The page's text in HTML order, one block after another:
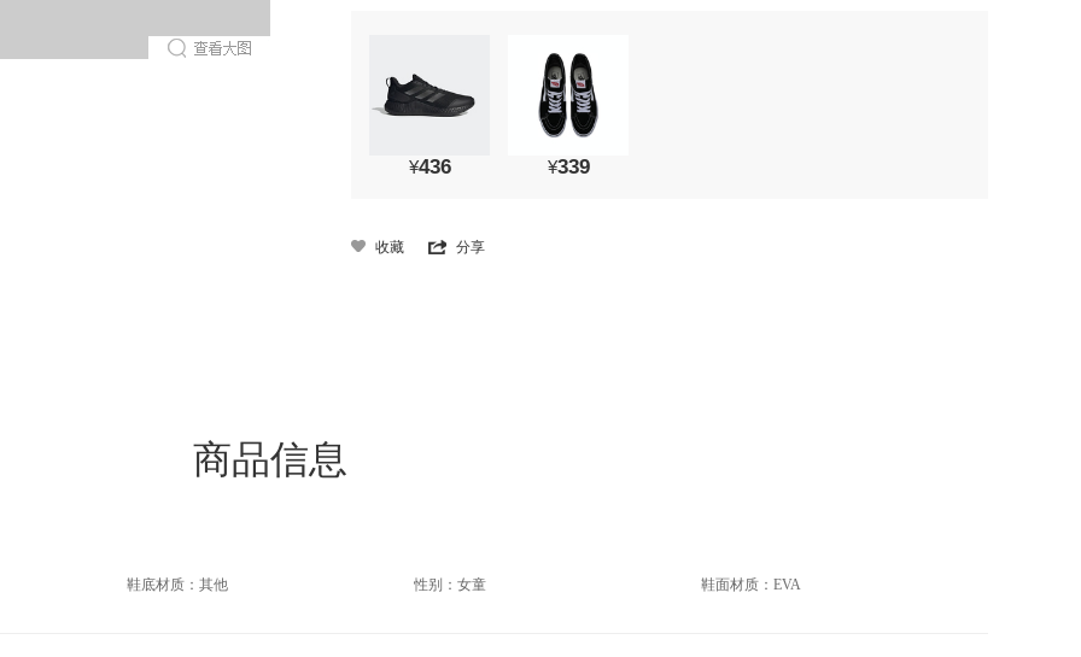
¥436 ¥339
收藏 分享
商品信息
鞋底材质：其他 性别：女童 鞋面材质：EVA